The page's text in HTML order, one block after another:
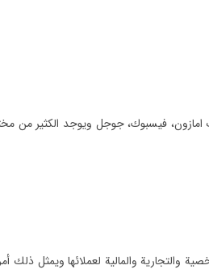
امازون، فيسبوك، جوجل ويوجد الكثير
والتجارية والمالية لعملائها ويمثل